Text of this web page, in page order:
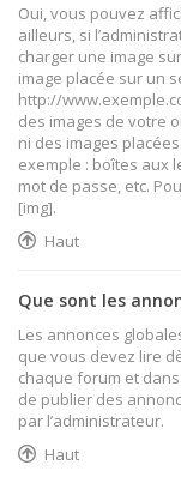
Oui, vous pouvez
ailleurs, si
charger une image
image placée sur un
http://
des images de votre
ni des images
exemple : boîtes aux
mot de passe, etc.
[img].
Haut
Que sont les
Les annonces
que vous devez lire
chaque forum et
de publier des
par l’administrateur.
Haut